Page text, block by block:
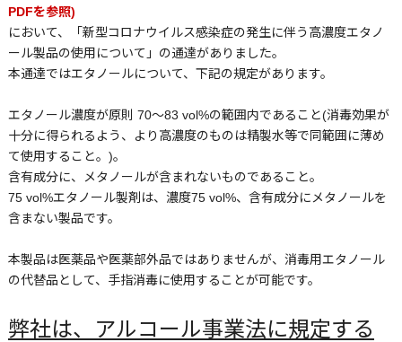
PDFを参照)
において、「新型コロナウイルス感染症の発生に伴う高濃度エタノ
ール製品の使用について」の通達がありました。
本通達ではエタノールについて、下記の規定があります。
エタノール濃度が原則 70～83 vol%の範囲内であること(消毒効果が
十分に得られるよう、より高濃度のものは精製水等で同範囲に薄め
て使用すること。)。
含有成分に、メタノールが含まれないものであること。
75 vol%エタノール製剤は、濃度75 vol%、含有成分にメタノールを
含まない製品です。
本製品は医薬品や医薬部外品ではありませんが、消毒用エタノール
の代替品として、手指消毒に使用することが可能です。
弊社は、アルコール事業法に規定する